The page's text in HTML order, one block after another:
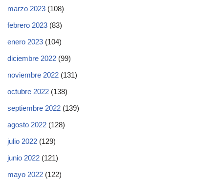
marzo 2023 (108)
febrero 2023 (83)
enero 2023 (104)
diciembre 2022 (99)
noviembre 2022 (131)
octubre 2022 (138)
septiembre 2022 (139)
agosto 2022 (128)
julio 2022 (129)
junio 2022 (121)
mayo 2022 (122)